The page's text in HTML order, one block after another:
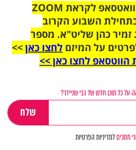
הצטרפו לקבוצת הוואטסאפ לקראת ZOOM
השבוע הקרוב
כהן שליט"א. מספר
על המיזם לחצו כאן>>
הווטסאפ לחצו כאן >>
על כל תוכן חדש של גבי שניידר?
מסכיםלמדיניות הפרטיות